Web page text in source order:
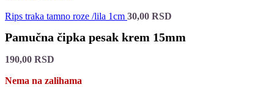
Rips traka tamno roze /lila 1cm 30,00 RSD
Pamučna čipka pesak krem 15mm
190,00 RSD
Nema na zalihama